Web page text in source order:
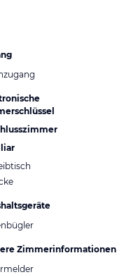
Zimmerinformationen